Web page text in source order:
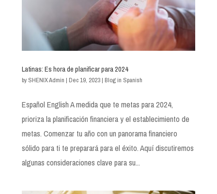
Latinas: Es hora de planificar para 2024
bySHENIX Admin | Dec 19, 2023| Blog in Spanish
Español English A medida que te metas para 2024,
prioriza la planificación financiera y el establecimiento de
metas. Comenzar tu año con un panorama financiero
sólido para ti te preparará para el éxito. Aquí discutiremos
algunas consideraciones clave para su...